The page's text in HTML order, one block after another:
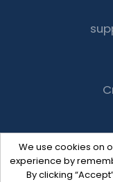
We use cookies on
experience by
By clicking